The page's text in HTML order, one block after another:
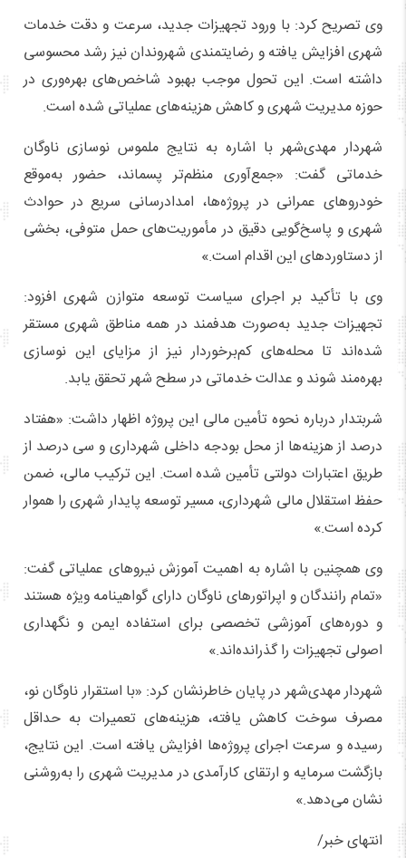
وی تصریح کرد: با ورود تجهیزات جدید، سرعت و دقت خدمات
شهری افزایش یافته و رضایتمندی شهروندان نیز رشد محسوسی
داشته است. این تحول موجب بهبود شاخص‌های بهره‌وری در
حوزه مدیریت شهری و کاهش هزینه‌های عملیاتی شده است.
شهردار مهدی‌شهر با اشاره به نتایج ملموس نوسازی ناوگان
خدماتی گفت: «جمع‌آوری منظم‌تر پسماند، حضور به‌موقع
خودروهای عمرانی در پروژه‌ها، امدادرسانی سریع در حوادث
شهری و پاسخ‌گویی دقیق در مأموریت‌های حمل متوفی، بخشی
از دستاوردهای این اقدام است.»
وی با تأکید بر اجرای سیاست توسعه متوازن شهری افزود:
تجهیزات جدید به‌صورت هدفمند در همه مناطق شهری مستقر
شده‌اند تا محله‌های کم‌برخوردار نیز از مزایای این نوسازی
بهره‌مند شوند و عدالت خدماتی در سطح شهر تحقق یابد.
شربتدار درباره نحوه تأمین مالی این پروژه اظهار داشت: «هفتاد
درصد از هزینه‌ها از محل بودجه داخلی شهرداری و سی درصد از
طریق اعتبارات دولتی تأمین شده است. این ترکیب مالی، ضمن
حفظ استقلال مالی شهرداری، مسیر توسعه پایدار شهری را هموار
کرده است.»
وی همچنین با اشاره به اهمیت آموزش نیروهای عملیاتی گفت:
«تمام رانندگان و اپراتورهای ناوگان دارای گواهینامه ویژه هستند
و دوره‌های آموزشی تخصصی برای استفاده ایمن و نگهداری
اصولی تجهیزات را گذرانده‌اند.»
شهردار مهدی‌شهر در پایان خاطرنشان کرد: «با استقرار ناوگان نو،
مصرف سوخت کاهش یافته، هزینه‌های تعمیرات به حداقل
رسیده و سرعت اجرای پروژه‌ها افزایش یافته است. این نتایج،
بازگشت سرمایه و ارتقای کارآمدی در مدیریت شهری را به‌روشنی
نشان می‌دهد.»
انتهای خبر/